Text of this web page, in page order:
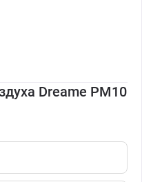
Dreame PM10